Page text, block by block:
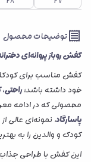
توضیحات محصول
کفش روباز پروانه‌ای
کفش مناسب برای
خود داشته باشد؛
محصولی که در ادامه
پاسارگاد، نمونه‌ای عالی
کودک و والدین را به
این کفش با طراحی